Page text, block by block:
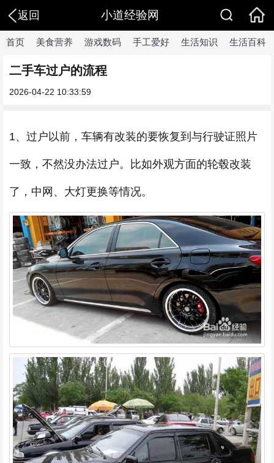
返回 小道经验网
首页 美食营养 游戏数码 手工爱好 生活知识 生活百科
二手车过户的流程
2026-04-22 10:33:59
1、过户以前，车辆有改装的要恢复到与行驶证照片
一致，不然没办法过户。比如外观方面的轮毂改装
了，中网、大灯更换等情况。